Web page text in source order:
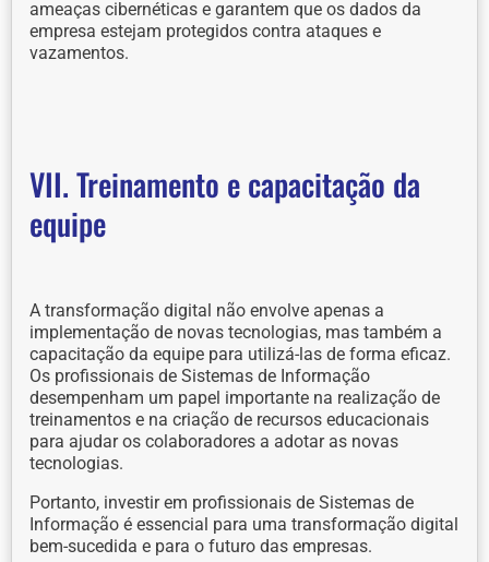
ameaças cibernéticas e garantem que os dados da
empresa estejam protegidos contra ataques e
vazamentos.
VII. Treinamento e capacitação da
equipe
A transformação digital não envolve apenas a
implementação de novas tecnologias, mas também a
capacitação da equipe para utilizá-las de forma eficaz.
Os profissionais de Sistemas de Informação
desempenham um papel importante na realização de
treinamentos e na criação de recursos educacionais
para ajudar os colaboradores a adotar as novas
tecnologias.
Portanto, investir em profissionais de Sistemas de
Informação é essencial para uma transformação digital
bem-sucedida e para o futuro das empresas.